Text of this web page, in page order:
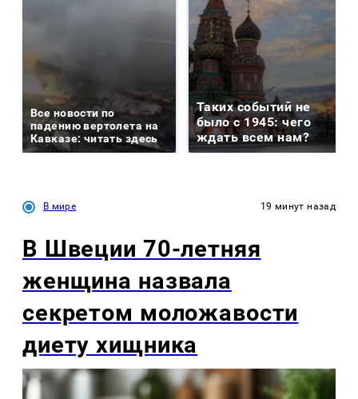
Все новости по
падению вертолета на
Кавказе: читать здесь
Таких событий не
было с 1945: чего
ждать всем нам?
В мире 19 минут назад
В Швеции 70-летняя
женщина назвала
секретом моложавости
диету хищника